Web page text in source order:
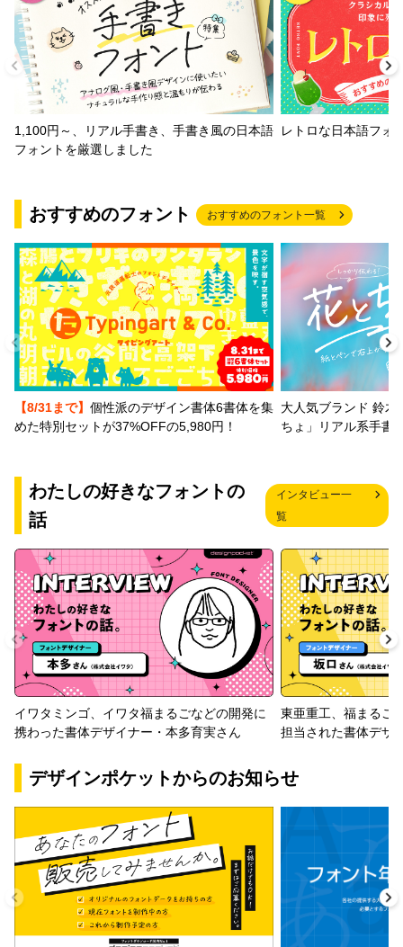
1,100円～、リアル手書き、手書き風の日本語
フォントを厳選しました
レトロな日本語フォ
おすすめのフォント おすすめのフォント一覧
【8/31まで】 個性派のデザイン書体6書体を集
めた特別セットが37%OFFの5,980円！
大人気ブランド 鈴木
ちょ」リアル系手書
わたしの好きなフォントの
話
インタビュー一
覧
イワタミンゴ、イワタ福まるごなどの開発に
携わった書体デザイナー・本多育実さん
東亜重工、福まるご
担当された書体デザ
デザインポケットからのお知らせ